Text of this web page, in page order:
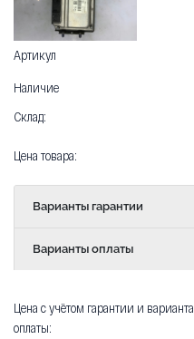
Артикул
Наличие
Склад:
Цена товара:
Варианты гарантии
Варианты оплаты
Цена с учётом гарантии и варианта
оплаты: